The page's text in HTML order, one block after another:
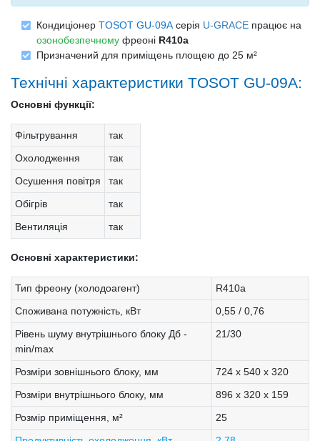
Кондиціонер TOSOT GU-09A серія U-GRACE працює на
озонобезпечному фреоні R410a
Призначений для приміщень площею до 25 м²
Технічні характеристики TOSOT GU-09A:
Основні функції:
Фільтрування
так
Охолодження
так
Осушення повітря
так
Обігрів
так
Вентиляція
так
Основні характеристики:
Тип фреону (холодоагент)
R410a
Споживана потужність, кВт
0,55 / 0,76
Рівень шуму внутрішнього блоку Дб -
min/max
21/30
Розміри зовнішнього блоку, мм
724 x 540 x 320
Розміри внутрішнього блоку, мм
896 х 320 х 159
Розмір приміщення, м²
25